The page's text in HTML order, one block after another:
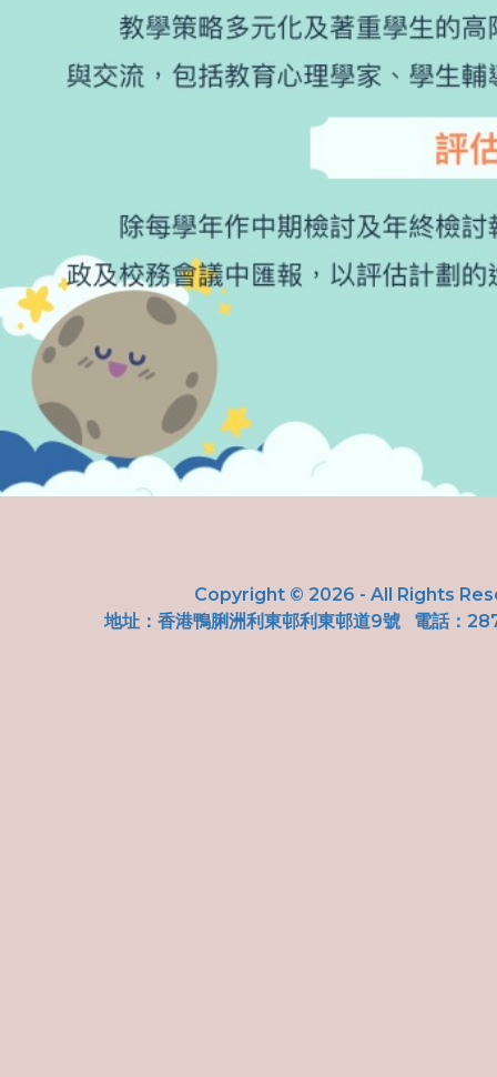
Copyright © 2026 - All Rights
地址： 香港鴨脷洲利東邨利東邨道9號 電話：